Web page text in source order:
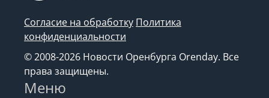
Согласие на обработку Политика
конфиденциальности
© 2008-2026 Новости Оренбурга Orenday. Все
права защищены.
Меню